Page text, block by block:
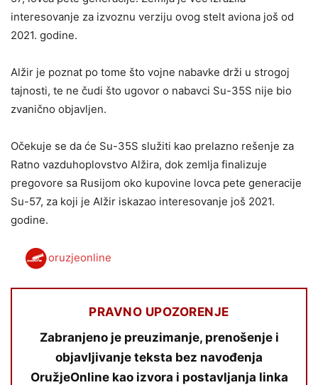
interesovanje za izvoznu verziju ovog stelt aviona još od
2021. godine.
Alžir je poznat po tome što vojne nabavke drži u strogoj
tajnosti, te ne čudi što ugovor o nabavci Su-35S nije bio
zvanično objavljen.
Očekuje se da će Su-35S služiti kao prelazno rešenje za
Ratno vazduhoplovstvo Alžira, dok zemlja finalizuje
pregovore sa Rusijom oko kupovine lovca pete generacije
Su-57, za koji je Alžir iskazao interesovanje još 2021.
godine.
oruzjeonline
PRAVNO UPOZORENJE
Zabranjeno je preuzimanje, prenošenje i
objavljivanje teksta bez navođenja
OružjeOnline kao izvora i postavljanja linka